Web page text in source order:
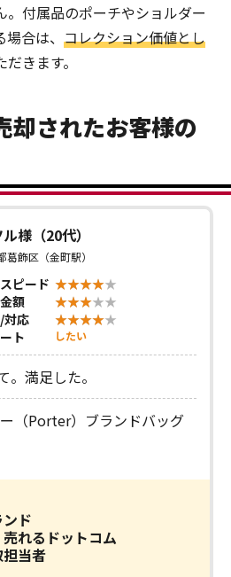
。付属品のポーチやショルダー
合は、 コレクション価値とし
きます。
却されたお客様の
様（20代）
葛飾区（金町駅）
ピード
額
対応
ト
したい
。満足した。
（Porter）ブランドバッグ
ド
売れるドットコム
担当者